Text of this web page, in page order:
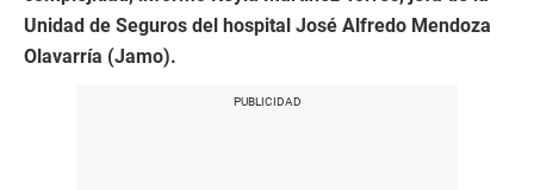
Unidad de Seguros del hospital José Alfredo Mendoza
Olavarría (Jamo).